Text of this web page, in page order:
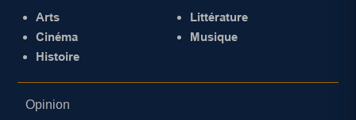
Arts
Cinéma
Histoire
Littérature
Musique
Opinion